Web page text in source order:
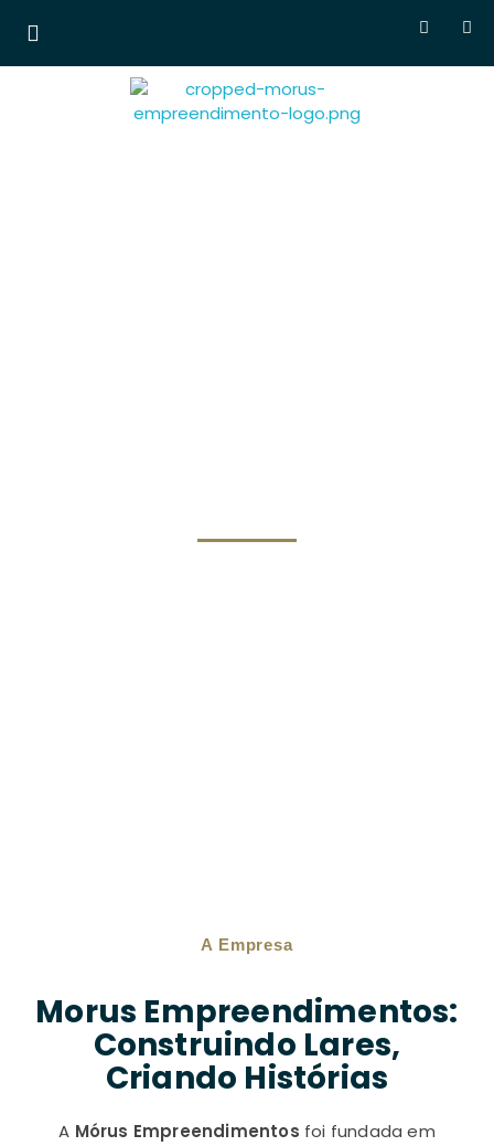
A Empresa
Morus Empreendimentos:
Construindo Lares,
Criando Histórias
A Mórus Empreendimentos foi fundada em